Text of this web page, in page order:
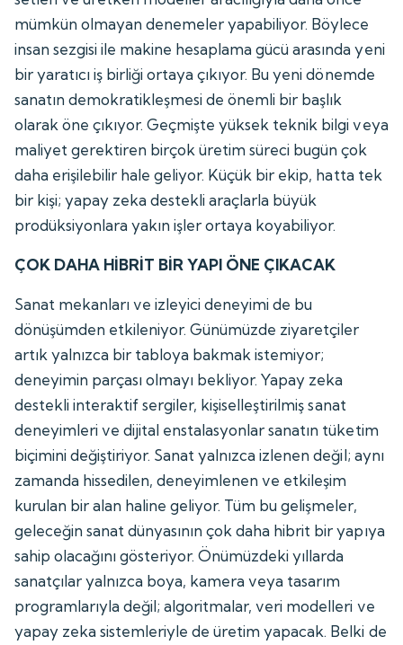
mümkün olmayan denemeler yapabiliyor. Böylece
insan sezgisi ile makine hesaplama gücü arasında yeni
bir yaratıcı iş birliği ortaya çıkıyor. Bu yeni dönemde
sanatın demokratikleşmesi de önemli bir başlık
olarak öne çıkıyor. Geçmişte yüksek teknik bilgi veya
maliyet gerektiren birçok üretim süreci bugün çok
daha erişilebilir hale geliyor. Küçük bir ekip, hatta tek
bir kişi; yapay zeka destekli araçlarla büyük
prodüksiyonlara yakın işler ortaya koyabiliyor.
ÇOK DAHA HİBRİT BİR YAPI ÖNE ÇIKACAK
Sanat mekanları ve izleyici deneyimi de bu
dönüşümden etkileniyor. Günümüzde ziyaretçiler
artık yalnızca bir tabloya bakmak istemiyor;
deneyimin parçası olmayı bekliyor. Yapay zeka
destekli interaktif sergiler, kişiselleştirilmiş sanat
deneyimleri ve dijital enstalasyonlar sanatın tüketim
biçimini değiştiriyor. Sanat yalnızca izlenen değil; aynı
zamanda hissedilen, deneyimlenen ve etkileşim
kurulan bir alan haline geliyor. Tüm bu gelişmeler,
geleceğin sanat dünyasının çok daha hibrit bir yapıya
sahip olacağını gösteriyor. Önümüzdeki yıllarda
sanatçılar yalnızca boya, kamera veya tasarım
programlarıyla değil; algoritmalar, veri modelleri ve
yapay zeka sistemleriyle de üretim yapacak. Belki de